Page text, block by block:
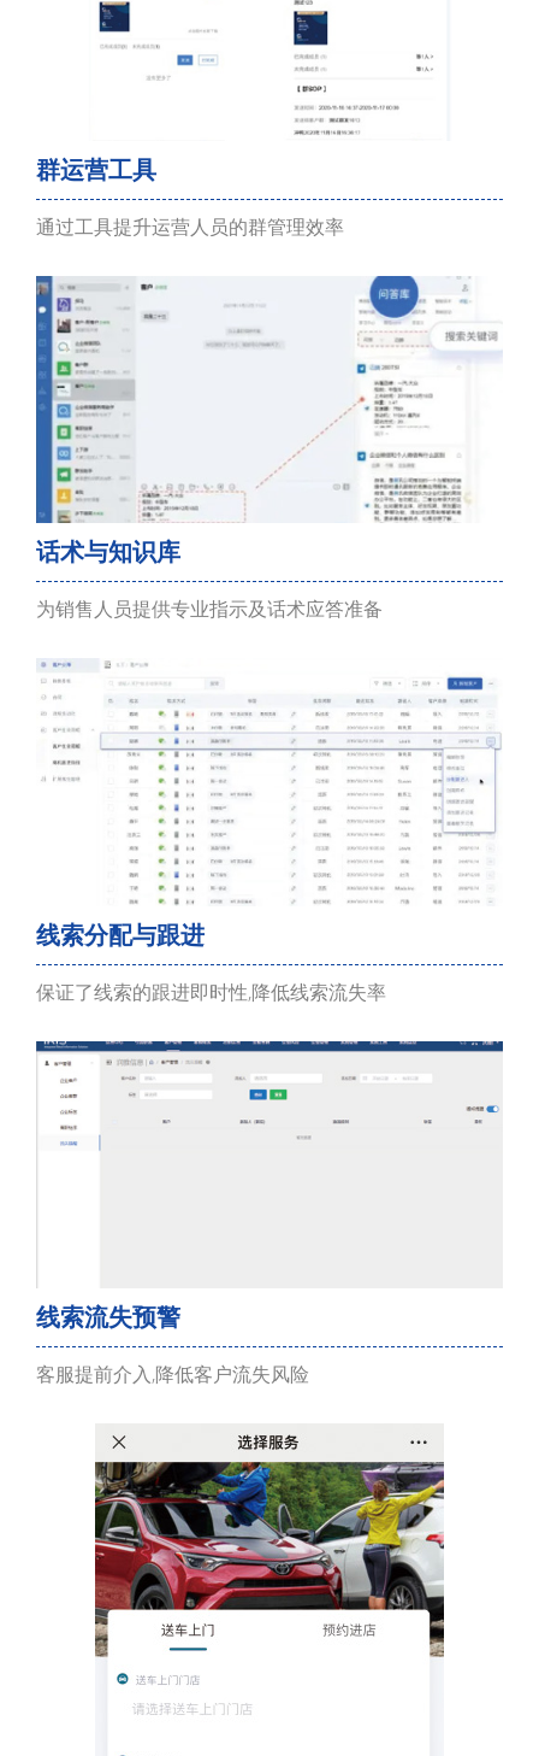
群运营工具
通过工具提升运营人员的群管理效率
话术与知识库
为销售人员提供专业指示及话术应答准备
线索分配与跟进
保证了线索的跟进即时性,降低线索流失率
线索流失预警
客服提前介入,降低客户流失风险